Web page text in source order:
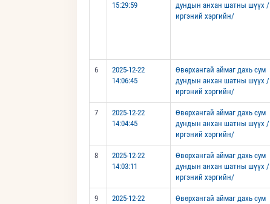
15:29:59
дундын анхан шатны шүүх /
иргэний хэргийн/
6
2025-12-22
14:06:45
Өвөрхангай аймаг дахь сум
дундын анхан шатны шүүх /
иргэний хэргийн/
7
2025-12-22
14:04:45
Өвөрхангай аймаг дахь сум
дундын анхан шатны шүүх /
иргэний хэргийн/
8
2025-12-22
14:03:11
Өвөрхангай аймаг дахь сум
дундын анхан шатны шүүх /
иргэний хэргийн/
9
2025-12-22
Өвөрхангай аймаг дахь сум